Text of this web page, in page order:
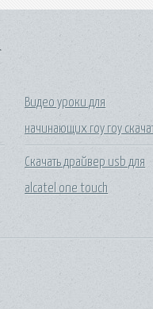
Видео уроки для
начинающих гоу гоу
Скачать драйвер usb для
alcatel one touch